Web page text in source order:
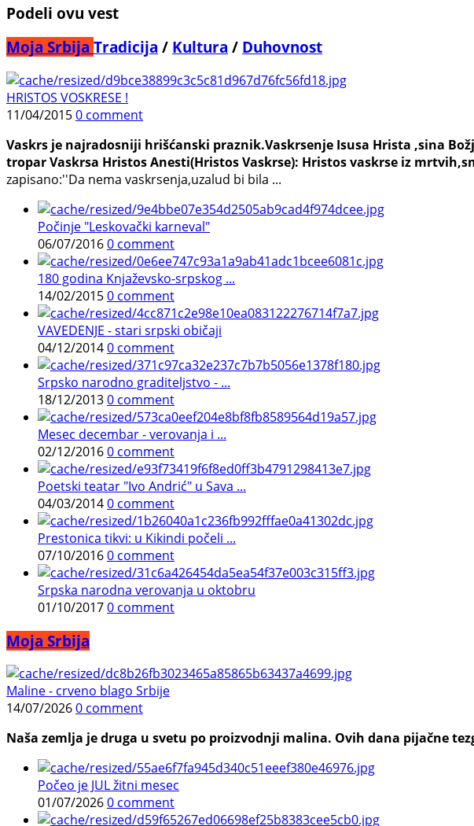
Podeli ovu vest
Moja Srbija Tradicija / Kultura / Duhovnost
HRISTOS VOSKRESE !
11/04/20150 comment
Vaskrs je najradosniji hrišćanski praznik.Vaskrsenje Isusa Hrista ,sina
tropar Vaskrsa Hristos Anesti(Hristos Vaskrse): Hristos vaskrse iz mrtvih,
zapisano:''Da nema vaskrsenja,uzalud bi bila ...
Počinje "Leskovački karneval"
06/07/20160 comment
180 godina Knjaževsko-srpskog ...
14/02/20150 comment
VAVEDENJE - stari srpski običaji
04/12/20140 comment
Srpsko narodno graditeljstvo - ...
18/12/20130 comment
Mesec decembar - verovanja i ...
02/12/20160 comment
Poetski teatar "Ivo Andrić" u Sava ...
04/03/20140 comment
Prestonica tikvi: u Kikindi počeli ...
07/10/20160 comment
Srpska narodna verovanja u oktobru
01/10/20170 comment
Moja Srbija
Maline - crveno blago Srbije
14/07/20260 comment
Naša zemlja je druga u svetu po proizvodnji malina. Ovih dana pijačne
Počeo je JUL žitni mesec
01/07/20260 comment